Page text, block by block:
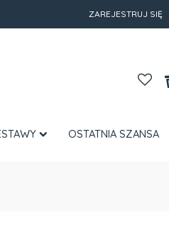
ZAREJESTRUJ SIĘ
OSTATNIA SZANSA